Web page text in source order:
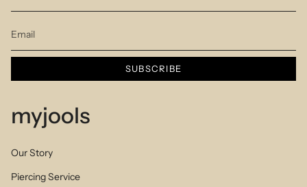
SUBSCRIBE
myjools
Our Story
Piercing Service